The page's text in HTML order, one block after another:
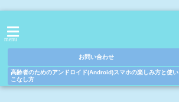
menu
お問い合わせ
高齢者のためのアンドロイド(Android)スマホの楽しみ方と使い
こなし方